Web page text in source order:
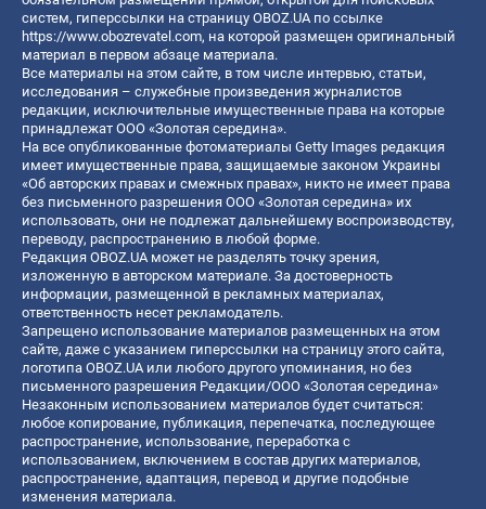
систем, гиперссылки на страницу OBOZ.UA по ссылке
https://www.obozrevatel.com, на которой размещен оригинальный
материал в первом абзаце материала.
Все материалы на этом сайте, в том числе интервью, статьи,
исследования – служебные произведения журналистов
редакции, исключительные имущественные права на которые
принадлежат ООО «Золотая середина».
На все опубликованные фотоматериалы Getty Images редакция
имеет имущественные права, защищаемые законом Украины
«Об авторских правах и смежных правах», никто не имеет права
без письменного разрешения ООО «Золотая середина» их
использовать, они не подлежат дальнейшему воспроизводству,
переводу, распространению в любой форме.
Редакция OBOZ.UA может не разделять точку зрения,
изложенную в авторском материале. За достоверность
информации, размещенной в рекламных материалах,
ответственность несет рекламодатель.
Запрещено использование материалов размещенных на этом
сайте, даже с указанием гиперссылки на страницу этого сайта,
логотипа OBOZ.UA или любого другого упоминания, но без
письменного разрешения Редакции/ООО «Золотая середина»
Незаконным использованием материалов будет считаться:
любое копирование, публикация, перепечатка, последующее
распространение, использование, переработка с
использованием, включением в состав других материалов,
распространение, адаптация, перевод и другие подобные
изменения материала.